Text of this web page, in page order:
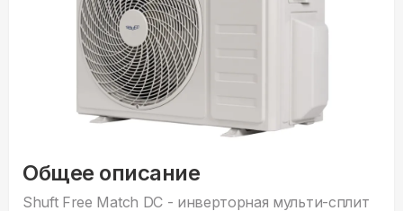
Общее описание
Shuft Free Match DC - инверторная мульти-сплит